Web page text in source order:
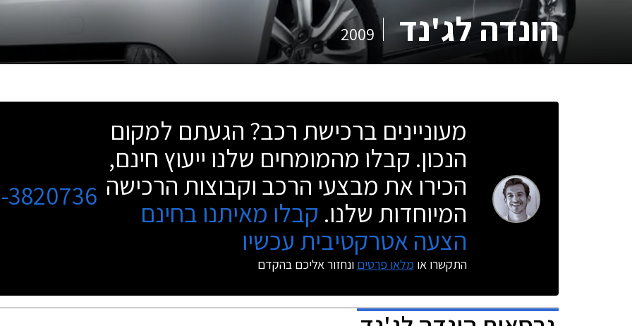
הונדה לג'נד 2009
מעוניינים ברכישת רכב? הגעתם למקום
הנכון. קבלו מהמומחים שלנו ייעוץ חינם,
הכירו את מבצעי הרכב וקבוצות הרכישה
המיוחדות שלנו. קבלו מאיתנו בחינם
הצעה אטרקטיבית עכשיו
התקשרו או מלאו פרטים ונחזור אליכם בהקדם
3820736